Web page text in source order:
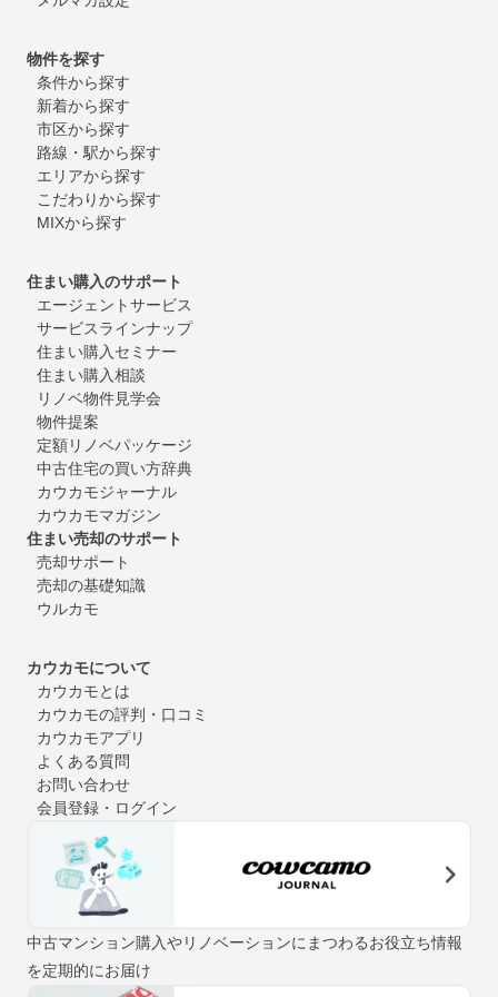
物件を探す
条件から探す
新着から探す
市区から探す
路線・駅から探す
エリアから探す
こだわりから探す
MIXから探す
住まい購入のサポート
エージェントサービス
サービスラインナップ
住まい購入セミナー
住まい購入相談
リノベ物件見学会
物件提案
定額リノベパッケージ
中古住宅の買い方辞典
カウカモジャーナル
カウカモマガジン
住まい売却のサポート
売却サポート
売却の基礎知識
ウルカモ
カウカモについて
カウカモとは
カウカモの評判・口コミ
カウカモアプリ
よくある質問
お問い合わせ
会員登録・ログイン
中古マンション購入やリノベーションにまつわるお役立ち情報
を定期的にお届け